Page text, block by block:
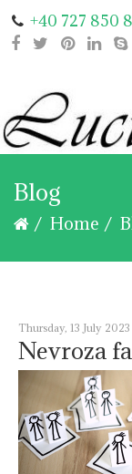
+40 727 850
Blog
Home
Thursday, 13 July 2023
Nevroza